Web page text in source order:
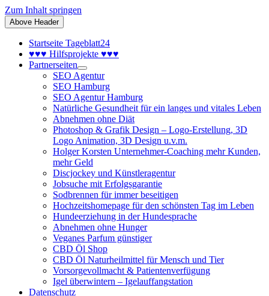
Zum Inhalt springen
Above Header
Startseite Tageblatt24
♥♥♥ Hilfsprojekte ♥♥♥
Partnerseiten
SEO Agentur
SEO Hamburg
SEO Agentur Hamburg
Natürliche Gesundheit für ein langes und vitales Leben
Abnehmen ohne Diät
Photoshop & Grafik Design – Logo-Erstellung, 3D
Logo Animation, 3D Design u.v.m.
Holger Korsten Unternehmer-Coaching mehr Kunden,
mehr Geld
Discjockey und Künstleragentur
Jobsuche mit Erfolgsgarantie
Sodbrennen für immer beseitigen
Hochzeitshomepage für den schönsten Tag im Leben
Hundeerziehung in der Hundesprache
Abnehmen ohne Hunger
Veganes Parfum günstiger
CBD Öl Shop
CBD Öl Naturheilmittel für Mensch und Tier
Vorsorgevollmacht & Patientenverfügung
Igel überwintern – Igelauffangstation
Datenschutz